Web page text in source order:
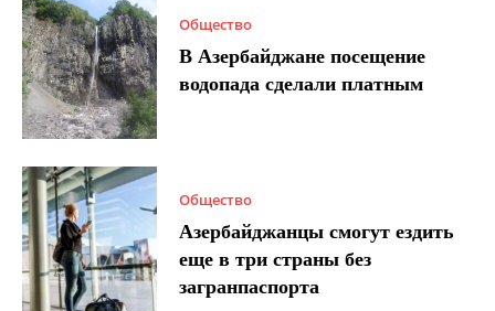
Общество
В Азербайджане посещение
водопада сделали платным
Общество
Азербайджанцы смогут ездить
еще в три страны без
загранпаспорта